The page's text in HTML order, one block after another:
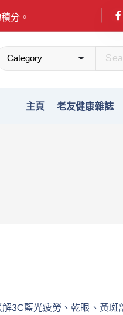
分。
主頁 老友健康雜誌
3C藍光疲勞、乾眼、黃